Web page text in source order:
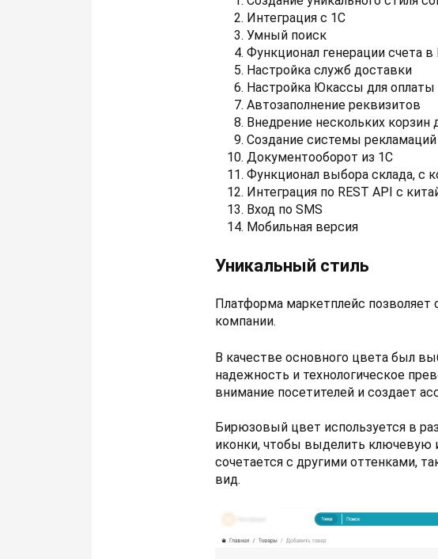
Интеграция с 1С
Умный поиск
Функционал генерации счета в
Настройка служб доставки
Настройка Юкассы для оплаты
Автозаполнение реквизитов
Внедрение нескольких корзин
Создание системы рекламаций
Документооборот из 1С
Функционал выбора склада, с
Интеграция по REST API с
Вход по SMS
Мобильная версия
Уникальный стиль
Платформа маркетплейс
компании.
В качестве основного цвета был
надежность и технологическое
внимание посетителей и создает
Бирюзовый цвет используется в
иконки, чтобы выделить
сочетается с другими оттенками,
вид.